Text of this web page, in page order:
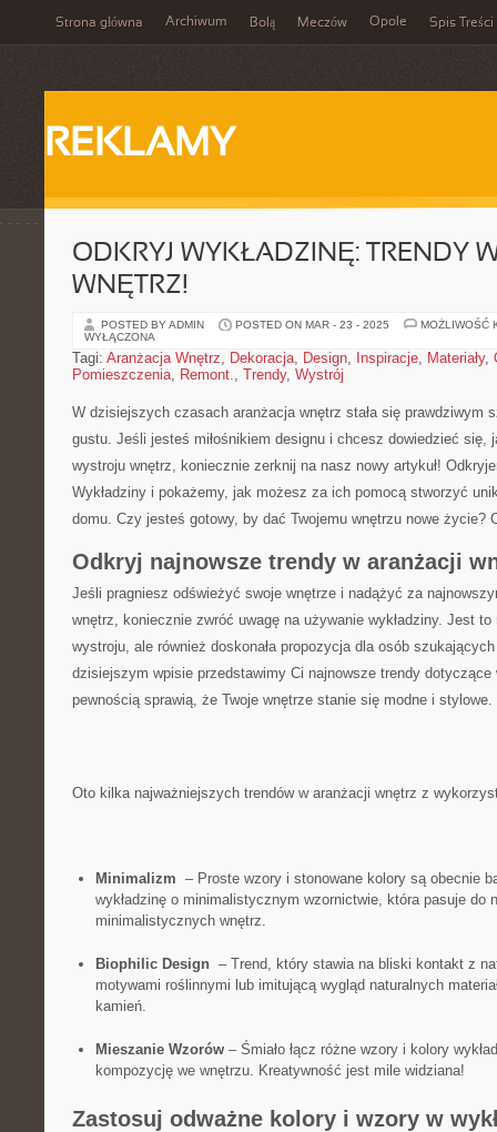
Strona główna Archiwum Bolą Meczów Opole Spis Treści
REKLAMY
ODKRYJ WYKŁADZINĘ: TRENDY
WNĘTRZ!
POSTED BY ADMIN POSTED ON MAR - 23 - 2025
MOŻLIWOŚĆ
WYŁĄCZONA
Tagi: Aranżacja Wnętrz, Dekoracja, Design, Inspiracje, Materiały,
Pomieszczenia, Remont., Trendy, Wystrój
W dzisiejszych czasach aranżacja wnętrz stała się prawdziwym
gustu. Jeśli jesteś miłośnikiem designu i chcesz dowiedzieć się,
wystroju wnętrz, koniecznie zerknij na nasz nowy artykuł!
Wykładziny ‌i pokażemy, jak możesz ‌za ich pomocą stworzyć
domu.‍ Czy ⁤jesteś gotowy, by dać Twojemu wnętrzu nowe życie?
Odkryj najnowsze trendy w aranżacji
Jeśli pragniesz odświeżyć ⁢swoje wnętrze​ i nadążyć za
wnętrz, koniecznie zwróć uwagę⁣ na używanie wykładziny. Jest
wystroju, ale również doskonała propozycja dla osób​
⁢dzisiejszym ‌wpisie przedstawimy Ci‍ najnowsze trendy dotyczące
pewnością ‌sprawią, że Twoje wnętrze stanie się ​modne‌ i stylowe.
Oto kilka najważniejszych trendów w aranżacji wnętrz z
Minimalizm
– Proste ‌wzory i stonowane kolory są obecnie‌
wykładzinę o minimalistycznym⁣ wzornictwie, która pasuje‌ do
minimalistycznych wnętrz.
Biophilic Design – Trend, który stawia na bliski kontakt z
motywami roślinnymi lub imitującą wygląd naturalnych
kamień.
Mieszanie Wzorów– Śmiało łącz różne wzory i kolory
kompozycję we wnętrzu. Kreatywność jest mile widziana!
Zastosuj odważne kolory i wzory w